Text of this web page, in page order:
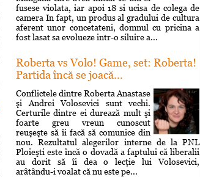
fusese violata, iar apoi 18 si ucisa de colega de
camera In fapt, un produs al gradului de cultura
aferent unor concetateni, domnul cu pricina a
fost lasat sa evolueze intr-o siluire a...
Roberta vs Volo! Game, set: Roberta!
Partida încă se joacă...
Conflictele dintre Roberta Anastase
şi Andrei Volosevici sunt vechi.
Certurile dintre ei durează mult şi
foarte greu vreun cunoscut
reuşeşte să îi facă să comunice din
nou. Rezultatul alegerilor interne de la PNL
Ploieşti este încă o dovadă a faptului că liberalii
au dorit să îi dea o lecţie lui Volosevici,
arâtându-i voalat că nu este pe...